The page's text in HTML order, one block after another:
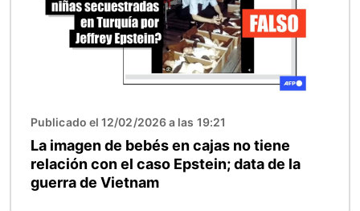
Publicado el 12/02/2026 a las 19:21
La imagen de bebés en cajas no tiene
relación con el caso Epstein; data de la
guerra de Vietnam